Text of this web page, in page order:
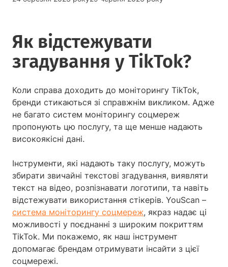
Як відстежувати
згадування у TikTok?
Коли справа доходить до моніторингу TikTok,
бренди стикаються зі справжнім викликом. Адже
не багато систем моніторингу соцмереж
пропонують цю послугу, та ще менше надають
високоякісні дані.
Інструменти, які надають таку послугу, можуть
збирати звичайні текстові згадування, виявляти
текст на відео, розпізнавати логотипи, та навіть
відстежувати використання стікерів. YouScan –
система моніторингу соцмереж, якраз надає ці
можливості у поєднанні з широким покриттям
TikTok. Ми покажемо, як наш інструмент
допомагає брендам отримувати інсайти з цієї
соцмережі.